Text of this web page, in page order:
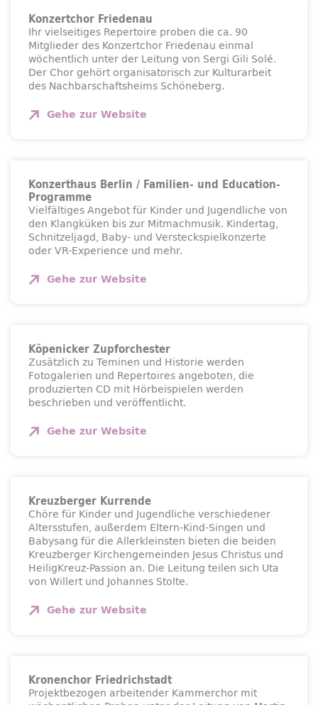
Konzertchor Friedenau
Ihr vielseitiges Repertoire proben die ca. 90
Mitglieder des Konzertchor Friedenau einmal
wöchentlich unter der Leitung von Sergi Gili Solé.
Der Chor gehört organisatorisch zur Kulturarbeit
des Nachbarschaftsheims Schöneberg.
Gehe zur Website
Konzerthaus Berlin / Familien- und Education-
Programme
Vielfältiges Angebot für Kinder und Jugendliche von
den Klangküken bis zur Mitmachmusik. Kindertag,
Schnitzeljagd, Baby- und Versteckspielkonzerte
oder VR-Experience und mehr.
Gehe zur Website
Köpenicker Zupforchester
Zusätzlich zu Teminen und Historie werden
Fotogalerien und Repertoires angeboten, die
produzierten CD mit Hörbeispielen werden
beschrieben und veröffentlicht.
Gehe zur Website
Kreuzberger Kurrende
Chöre für Kinder und Jugendliche verschiedener
Altersstufen, außerdem Eltern-Kind-Singen und
Babysang für die Allerkleinsten bieten die beiden
Kreuzberger Kirchengemeinden Jesus Christus und
HeiligKreuz-Passion an. Die Leitung teilen sich Uta
von Willert und Johannes Stolte.
Gehe zur Website
Kronenchor Friedrichstadt
Projektbezogen arbeitender Kammerchor mit